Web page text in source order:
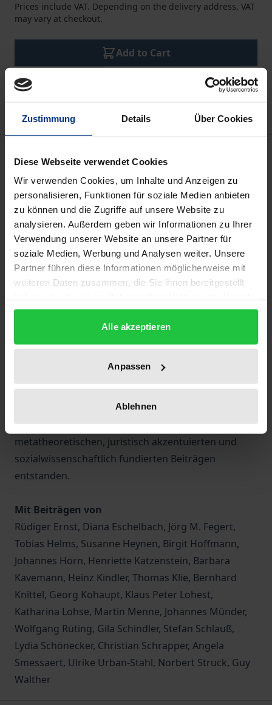
Zustimmung Details Über Cookies
Diese Webseite verwendet Cookies
Wir verwenden Cookies, um Inhalte und Anzeigen zu
personalisieren, Funktionen für soziale Medien anbieten
zu können und die Zugriffe auf unsere Website zu
analysieren. Außerdem geben wir Informationen zu Ihrer
Verwendung unserer Website an unsere Partner für
soziale Medien, Werbung und Analysen weiter. Unsere
Partner führen diese Informationen möglicherweise mit
weiteren Daten zusammen, die Sie ihnen bereitgestellt
gesammelt haben.
Alle akzeptieren
Anpassen
Ablehnen
Prices include VAT. Depending on the delivery address, VAT
may vary at checkout.
Add to Cart
Delivery cost notice
Anlässlich seines 50. Geburtstags haben berufliche
Freund*innen und Wegbegleiter*innen Thomas
Meysen dieses Liber Amicorum überreicht. Zu
zentralen Themenbereichen der Kinder- und
Jugendhilfe analysieren die Autor*innen aus ihren
verschiedenen Blickwinkeln das Zusammenspiel von
Recht und Fachlichkeit – von den rechtlichen
Wirkungen in der Sozialen Arbeit oder aktuellen
familienrechtlichen Fragestellungen in der
der Kinder- und Jugendhilfe, wie z.B. ihre inklusive
Weiterentwicklung. So ist ein Kaleidoskop von 23
interdisziplinären, innovativen und nachdenklichen,
praxisbezogenen, theoretischen und
metatheoretischen, juristisch akzentuierten und
sozialwissenschaftlich fundierten Beiträgen
entstanden.
Mit Beiträgen von
Rüdiger Ernst, Diana Eschelbach, Jörg M. Fegert,
Tobias Helms, Susanne Heynen, Birgit Hoffmann,
Johannes Horn, Henriette Katzenstein, Barbara
Kavemann, Heinz Kindler, Thomas Klie, Bernhard
Knittel, Georg Kohaupt, Klaus Peter Lohest,
Katharina Lohse, Martin Menne, Johannes Münder,
Wolfgang Rüting, Gila Schindler, Stefan Schlauß,
Lydia Schönecker, Christian Schrapper, Angela
Smessaert, Ulrike Urban-Stahl, Norbert Struck, Guy
Walther